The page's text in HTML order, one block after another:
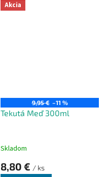
Akcia
9,95 € –11 %
Tekutá Meď 300ml
Skladom
8,80 € / ks